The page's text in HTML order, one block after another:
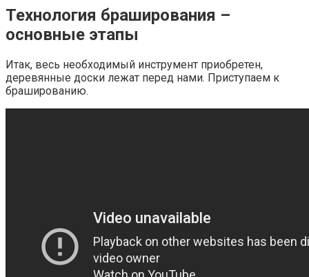
Технология браширования –
основные этапы
Итак, весь необходимый инструмент приобретен,
деревянные доски лежат перед нами. Приступаем к
брашированию.